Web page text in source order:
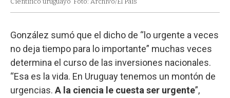
González sumó que el dicho de “lo urgente a veces
no deja tiempo para lo importante” muchas veces
determina el curso de las inversiones nacionales.
“Esa es la vida. En Uruguay tenemos un montón de
urgencias. A la ciencia le cuesta ser urgente”,